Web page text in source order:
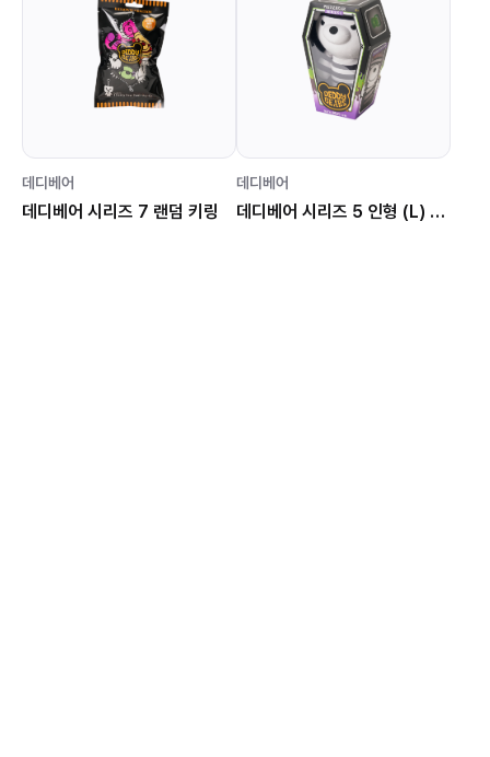
데디베어
데디베어 시리즈 7 랜덤 키링
데디베어
데디베어 시리즈 5 인형 (L) 프리즈베어